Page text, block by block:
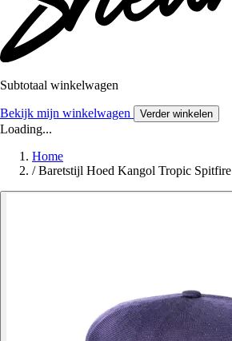
Subtotaal winkelwagen
Bekijk mijn winkelwagen Verder winkelen
Loading...
Home
/ Baretstijl Hoed Kangol Tropic Spitfire